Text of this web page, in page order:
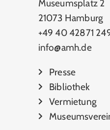
Museumsplatz 2
21073 Hamburg
+49 40 42871
info@amh.de
Presse
Bibliothek
Vermietung